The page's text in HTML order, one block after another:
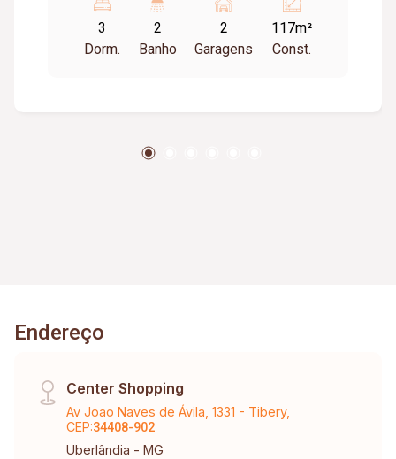
churrasqueira, cozinha com armário, área de
serviço, lavado, elevador, portaria virtual, 02
vaga de estacionamento, piscina, salão de festa,
3
Dorm.
2
Banho
2
Garagens
117m²
Const.
Endereço
Center Shopping
Av Joao Naves de Ávila, 1331 - Tibery,
CEP:34408-902
Uberlândia - MG